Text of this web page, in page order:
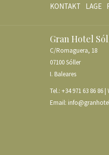
KONTAKT LAGE
Gran Hotel
C/Romaguera, 18
07100 Sóller
I. Baleares
Tel.: +34 971 63 86 86 |
Email: